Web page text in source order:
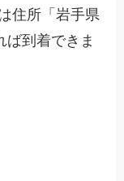
住所「岩手県
到着できま